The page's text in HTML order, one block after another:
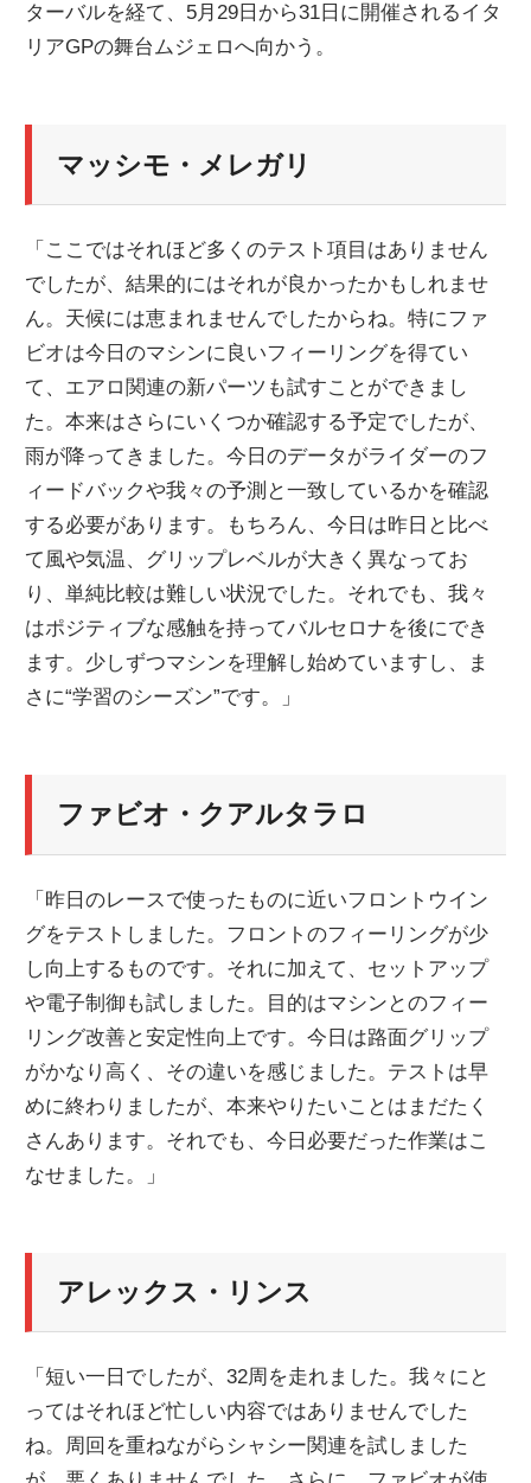
ターバルを経て、5月29日から31日に開催されるイタ
リアGPの舞台ムジェロへ向かう。
マッシモ・メレガリ
「ここではそれほど多くのテスト項目はありません
でしたが、結果的にはそれが良かったかもしれませ
ん。天候には恵まれませんでしたからね。特にファ
ビオは今日のマシンに良いフィーリングを得てい
て、エアロ関連の新パーツも試すことができまし
た。本来はさらにいくつか確認する予定でしたが、
雨が降ってきました。今日のデータがライダーのフ
ィードバックや我々の予測と一致しているかを確認
する必要があります。もちろん、今日は昨日と比べ
て風や気温、グリップレベルが大きく異なってお
り、単純比較は難しい状況でした。それでも、我々
はポジティブな感触を持ってバルセロナを後にでき
ます。少しずつマシンを理解し始めていますし、ま
さに“学習のシーズン”です。」
ファビオ・クアルタラロ
「昨日のレースで使ったものに近いフロントウイン
グをテストしました。フロントのフィーリングが少
し向上するものです。それに加えて、セットアップ
や電子制御も試しました。目的はマシンとのフィー
リング改善と安定性向上です。今日は路面グリップ
がかなり高く、その違いを感じました。テストは早
めに終わりましたが、本来やりたいことはまだたく
さんあります。それでも、今日必要だった作業はこ
なせました。」
アレックス・リンス
「短い一日でしたが、32周を走れました。我々にと
ってはそれほど忙しい内容ではありませんでした
ね。周回を重ねながらシャシー関連を試しました